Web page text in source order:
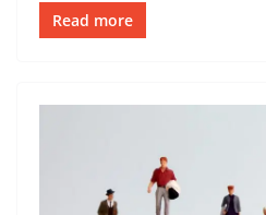
Read more